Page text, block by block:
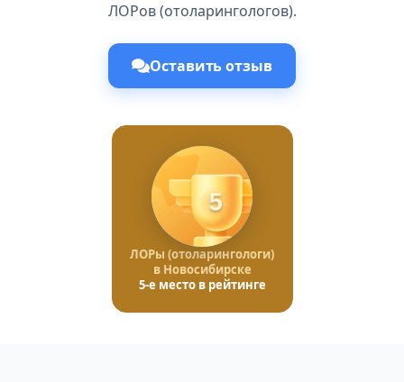
ЛОРов (отоларингологов).
Оставить отзыв
5
ЛОРы (отоларингологи)
в Новосибирске
5-е место в рейтинге